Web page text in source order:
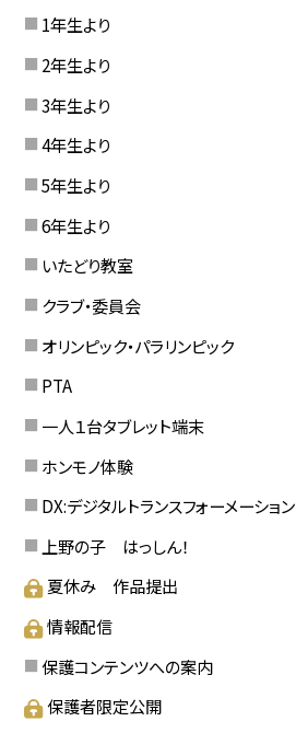
1年生より
2年生より
3年生より
4年生より
5年生より
6年生より
いたどり教室
クラブ・委員会
オリンピック・パラリンピック
PTA
一人１台タブレット端末
ホンモノ体験
DX:デジタルトランスフォーメーション
上野の子 はっしん！
夏休み 作品提出
情報配信
保護コンテンツへの案内
保護者限定公開